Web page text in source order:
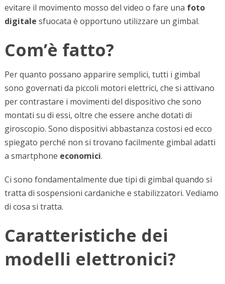
evitare il movimento mosso del video o fare una foto
digitale sfuocata è opportuno utilizzare un gimbal.
Com’è fatto?
Per quanto possano apparire semplici, tutti i gimbal
sono governati da piccoli motori elettrici, che si attivano
per contrastare i movimenti del dispositivo che sono
montati su di essi, oltre che essere anche dotati di
giroscopio. Sono dispositivi abbastanza costosi ed ecco
spiegato perché non si trovano facilmente gimbal adatti
a smartphone economici.
Ci sono fondamentalmente due tipi di gimbal quando si
tratta di sospensioni cardaniche e stabilizzatori. Vediamo
di cosa si tratta.
Caratteristiche dei
modelli elettronici?